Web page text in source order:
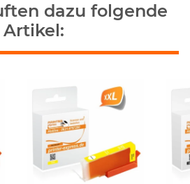
dazu folgende
Artikel: